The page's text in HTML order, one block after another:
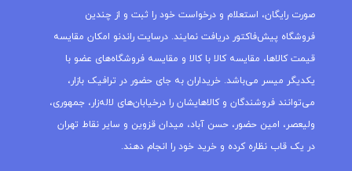
صورت رایگان، استعلام و درخواست خود را ثبت و از چندین
فروشگاه پیش‌فاکتور دریافت نمایند. درسایت راندنو امکان مقایسه
قیمت کالاها، مقایسه کالا با کالا و مقایسه فروشگاه‌های عضو با
یکدیگر میسر می‌باشد. خریداران به جای حضور در ترافیک بازار،
می‌توانند فروشندگان و کالاهایشان را درخیابان‌های لاله‌زار، جمهوری،
ولیعصر، امین حضور، حسن آباد، میدان قزوین و سایر نقاط تهران
در یک قاب نظاره کرده و خرید خود را انجام دهند.